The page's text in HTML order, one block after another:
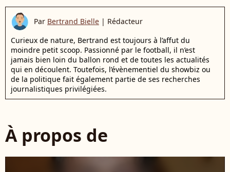
Par Bertrand Bielle | Rédacteur
Curieux de nature, Bertrand est toujours à l’affut du
moindre petit scoop. Passionné par le football, il n’est
jamais bien loin du ballon rond et de toutes les actualités
qui en découlent. Toutefois, l’évènementiel du showbiz ou
de la politique fait également partie de ses recherches
journalistiques privilégiées.
À propos de